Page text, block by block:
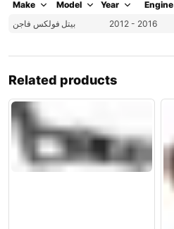
Make Model Year Engine
فولكس فاجن بيتل 2012 - 2016
Related products